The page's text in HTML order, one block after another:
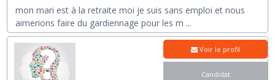
mon mari est à la retraite moi je suis sans emploi et nous
aimerions faire du gardiennage pour les m ...
Voir le profil
Candidat